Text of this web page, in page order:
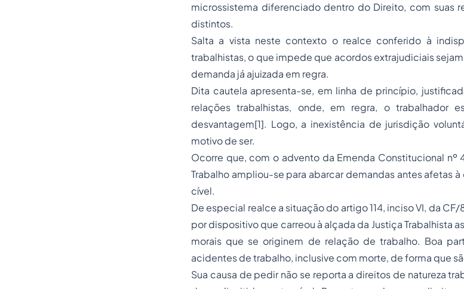
microssistema diferenciado dentro do Direito, com suas
distintos.
Salta a vista neste contexto o realce conferido à
trabalhistas, o que impede que acordos extrajudiciais
demanda já ajuizada em regra.
Dita cautela apresenta-se, em linha de princípio,
relações trabalhistas, onde, em regra, o trabalhador
desvantagem[1]. Logo, a inexistência de jurisdição
motivo de ser.
Ocorre que, com o advento da Emenda Constitucional
Trabalho ampliou-se para abarcar demandas antes afetas
cível.
De especial realce a situação do artigo 114, inciso VI, da
por dispositivo que carreou à alçada da Justiça Trabalhista
morais que se originem de relação de trabalho. Boa
acidentes de trabalho, inclusive com morte, de forma que
Sua causa de pedir não se reporta a direitos de natureza